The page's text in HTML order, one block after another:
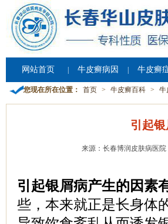
网站首页 牛皮癣病因 牛皮癣
您现在所在位置： 首页 > 牛皮癣百科 > 牛
引起
来源：长春博润皮肤病医院
引起银屑病产生的因素
些，本来就正是长身体